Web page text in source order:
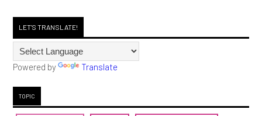
LET'S TRANSLATE!
Powered by Translate
TOPIC